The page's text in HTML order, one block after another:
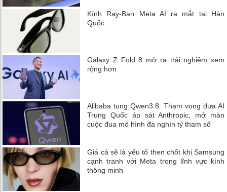
Kính Ray-Ban Meta AI ra mắt tại Hàn
Quốc
Galaxy Z Fold 8 mở ra trải nghiệm xem
rộng hơn
Alibaba tung Qwen3.8: Tham vọng đưa AI
Trung Quốc áp sát Anthropic, mở màn
cuộc đua mô hình đa nghìn tỷ tham số
Giá cả sẽ là yếu tố then chốt khi Samsung
cạnh tranh với Meta trong lĩnh vực kính
thông minh